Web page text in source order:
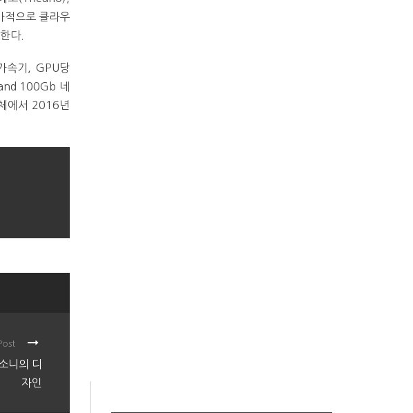
적으로 클라우
다.
속기, GPU당
100Gb 네
에서 2016년
니의 디
자인